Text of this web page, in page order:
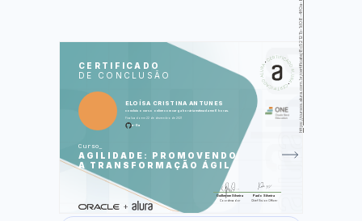
https://cursos.alura.com.br/certificate/8c52121b-1d08-4f0a-8e2f-54388b16714f
CERTIFICADO
DE CONCLUSÃO
ELOÍSA CRISTINA ANTUNES
concluiu o curso online com carga horária estimada em 6 horas.
Finalizado em 22 de dezembro de 2021
e-0a
Curso
AGILIDADE: PROMOVENDO
A TRANSFORMAÇÃO ÁGIL
Guilherme Silveira
Coordenador
Paulo Silveira
Chief Vision Officer
AU
LAS
O Método Ágil
O Método Waterfall
Priorização
Rápido Feedback
O que é ser Ágil
O Manifesto Ágil
Cases do Método Ágil
Foram feitas 26 de 26 atividades.